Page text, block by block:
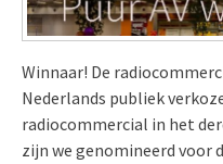
Winnaar! De
Nederlands publiek
radiocommercial in het
zijn we genomineerd voor